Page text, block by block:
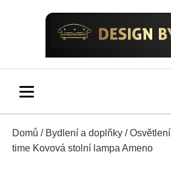
Domů / Bydlení a doplňky /Osvětlení
time Kovová stolní lampa Ameno